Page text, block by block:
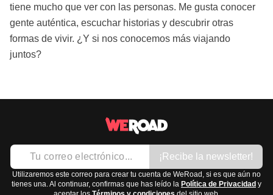
tiene mucho que ver con las personas. Me gusta conocer
gente auténtica, escuchar historias y descubrir otras
formas de vivir. ¿Y si nos conocemos más viajando
juntos?
¡Recibe la newsletter!
Utilizaremos este correo para crear tu cuenta de WeRoad, si es que aún no
tienes una. Al continuar, confirmas que has leído la Política de Privacidad y